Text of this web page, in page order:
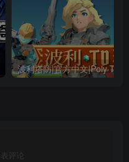
波利塔防|官方中文|Poly TD
评论